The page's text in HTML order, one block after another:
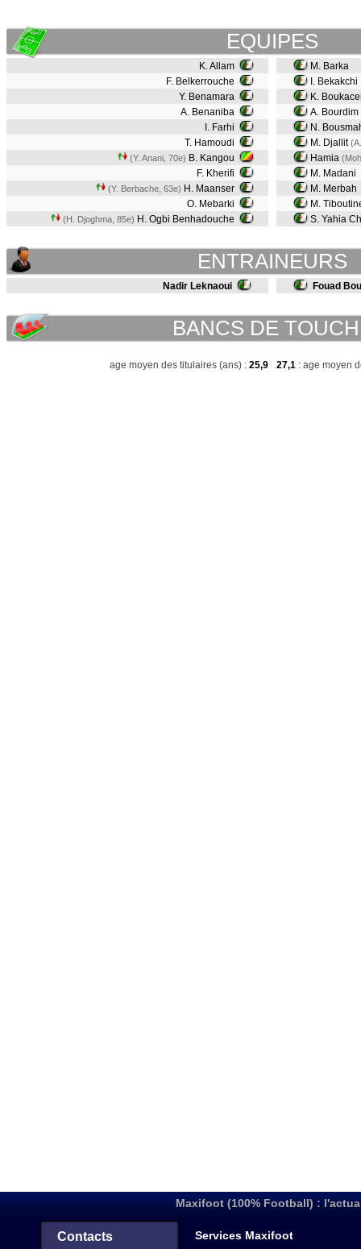
EQUIPES
K. Allam
F. Belkerrouche
Y. Benamara
A. Benaniba
I. Farhi
T. Hamoudi
(Y. Anani, 70e) B. Kangou
F. Kherifi
(Y. Berbache, 63e) H. Maanser
O. Mebarki
(H. Djoghma, 85e) H. Ogbi Benhadouche
M. Barka
I. Bekakchi
K.
A. Bourdim
N.
M. Djallit
Hamia
M. Madani
M. Merbah
M.
S. Yahia
ENTRAINEURS
Nadir Leknaoui Fouad
BANCS DE
age moyen des titulaires (ans) : 25,9 27,1 : age moyen
Maxifoot (100% Football) :
Contacts Services Maxifoot